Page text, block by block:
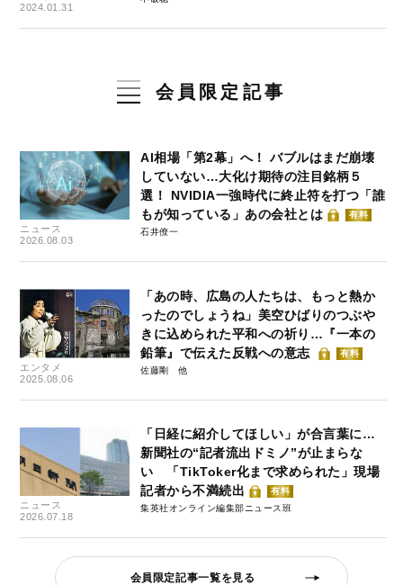
2024.01.31
会員限定記事
ニュース
2026.08.03
AI相場「第2幕」へ！ バブルはまだ崩壊
していない…大化け期待の注目銘柄５
選！ NVIDIA一強時代に終止符を打つ「誰
もが知っている」あの会社とは
有料
石井僚一
エンタメ
2025.08.06
「あの時、広島の人たちは、もっと熱か
ったのでしょうね」美空ひばりのつぶや
きに込められた平和への祈り…『一本の
鉛筆』で伝えた反戦への意志
有料
佐藤剛
ニュース
2026.07.18
「日経に紹介してほしい」が合言葉に…
新聞社の“記者流出ドミノ”が止まらな
い 「TikToker化まで求められた」現場
記者から不満続出
有料
集英社オンライン編集部ニュース班
会員限定記事一覧を見る